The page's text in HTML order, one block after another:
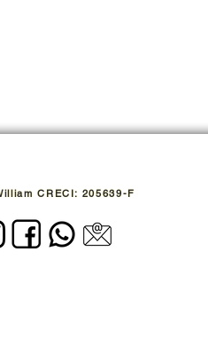
CRECI: 205639-F